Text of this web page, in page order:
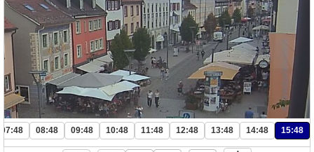
07:48 08:48 09:48 10:48 11:48 12:48 13:48 14:48 15:48